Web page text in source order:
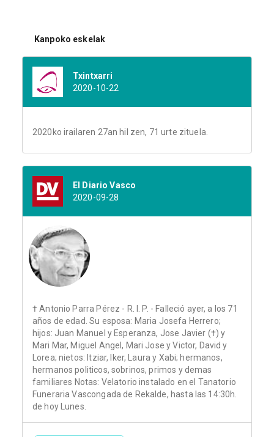
Kanpoko eskelak
Txintxarri
2020-10-22
2020ko irailaren 27an hil zen, 71 urte zituela.
El Diario Vasco
2020-09-28
† Antonio Parra Pérez - R. I. P. - Falleció ayer, a los 71
años de edad. Su esposa: Maria Josefa Herrero;
hijos: Juan Manuel y Esperanza, Jose Javier (†) y
Mari Mar, Miguel Angel, Mari Jose y Victor, David y
Lorea; nietos: Itziar, Iker, Laura y Xabi; hermanos,
hermanos politicos, sobrinos, primos y demas
familiares Notas: Velatorio instalado en el Tanatorio
Funeraria Vascongada de Rekalde, hasta las 14:30h.
de hoy Lunes.